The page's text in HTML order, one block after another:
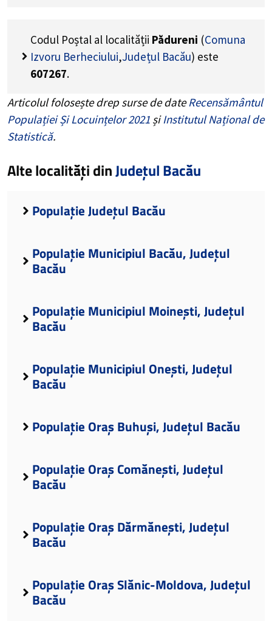
Codul Poștal al localității Pădureni (Comuna
Izvoru Berheciului,Județul Bacău) este
607267.
Articolul folosește drep surse de dateRecensământul
Populației Și Locuințelor 2021 șiInstitutul Național de
Statistică.
Alte localități dinJudețul Bacău
Populație Județul Bacău
Populație Municipiul Bacău, Județul
Bacău
Populație Municipiul Moinești, Județul
Bacău
Populație Municipiul Onești, Județul
Bacău
Populație Oraș Buhuși, Județul Bacău
Populație Oraș Comănești, Județul
Bacău
Populație Oraș Dărmănești, Județul
Bacău
Populație Oraș Slănic-Moldova, Județul
Bacău